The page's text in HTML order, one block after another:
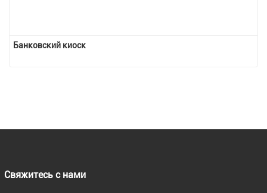
Банковский киоск
Свяжитесь с нами